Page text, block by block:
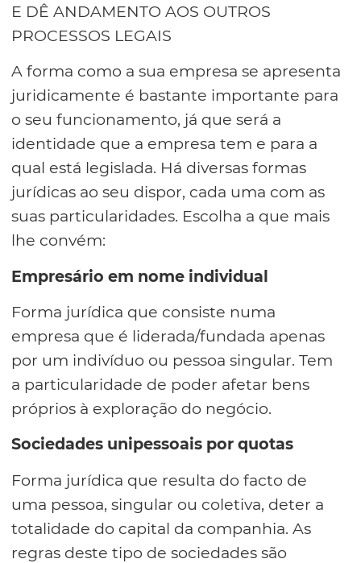
E DÊ ANDAMENTO AOS OUTROS
PROCESSOS LEGAIS
A forma como a sua empresa se apresenta
juridicamente é bastante importante para
o seu funcionamento, já que será a
identidade que a empresa tem e para a
qual está legislada. Há diversas formas
jurídicas ao seu dispor, cada uma com as
suas particularidades. Escolha a que mais
lhe convém:
Empresário em nome individual
Forma jurídica que consiste numa
empresa que é liderada/fundada apenas
por um indivíduo ou pessoa singular. Tem
a particularidade de poder afetar bens
próprios à exploração do negócio.
Sociedades unipessoais por quotas
Forma jurídica que resulta do facto de
uma pessoa, singular ou coletiva, deter a
totalidade do capital da companhia. As
regras deste tipo de sociedades são